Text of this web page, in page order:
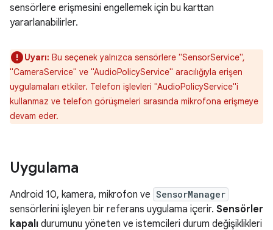
sensörlere erişmesini engellemek için bu karttan
yararlanabilirler.
Uyarı: Bu seçenek yalnızca sensörlere "SensorService",
"CameraService" ve "AudioPolicyService" aracılığıyla erişen
uygulamaları etkiler. Telefon işlevleri "AudioPolicyService"i
kullanmaz ve telefon görüşmeleri sırasında mikrofona erişmeye
devam eder.
Uygulama
Android 10, kamera, mikrofon ve SensorManager
sensörlerini işleyen bir referans uygulama içerir. Sensörler
kapalı durumunu yöneten ve istemcileri durum değişiklikleri